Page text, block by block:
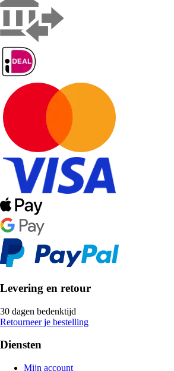
Levering en retour
30 dagen bedenktijd
Retourneer je bestelling
Diensten
Mijn account